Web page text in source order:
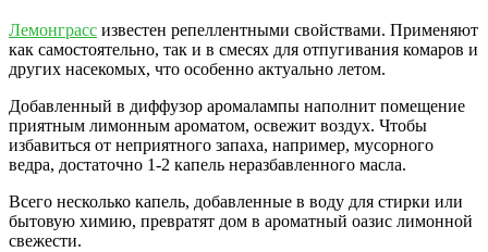
Лемонграсс известен репеллентными свойствами. Применяют
как самостоятельно, так и в смесях для отпугивания комаров и
других насекомых, что особенно актуально летом.
Добавленный в диффузор аромалампы наполнит помещение
приятным лимонным ароматом, освежит воздух. Чтобы
избавиться от неприятного запаха, например, мусорного
ведра, достаточно 1-2 капель неразбавленного масла.
Всего несколько капель, добавленные в воду для стирки или
бытовую химию, превратят дом в ароматный оазис лимонной
свежести.